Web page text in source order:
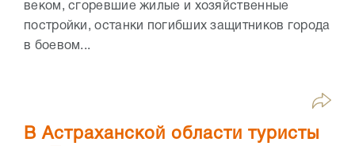
веком, сгоревшие жилые и хозяйственные
постройки, останки погибших защитников города
в боевом...
В Астраханской области туристы